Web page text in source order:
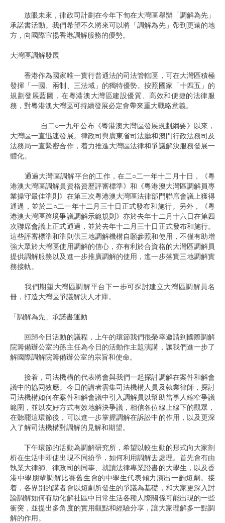
放眼未來，律政司計劃在今年下旬在大灣區舉辦「調解為先」
承諾書活動。我們希望不久將來可以將「調解為先」帶到更遠的地
方，向國際宣揚香港調解服務的優勢。
大灣區調解發展
香港作為國家唯一實行普通法的司法管轄區，可在大灣區積極
發揮「一國、兩制、三法域」的獨特優勢。按照國家「十四五」的
規劃發展藍圖，在粵港澳大灣區建設優質、高效和便捷的法律服
務，對粵港澳大灣區可持續發展必定會帶來重大戰略意義。
自二○一九年公布《粵港澳大灣區發展規劃綱要》以來，
大灣區一直迅速發展。律政司與廣東省司法廳和澳門行政法務司及
法務局一直緊密合作，着力推進大灣區法律和爭議解決服務發展一
體化。
通過大灣區調解平台的工作，在二○二一年十二月十日，《粵
港澳大灣區調解員資格資歷評審標準》和《粵港澳大灣區調解員專
業操守最佳準則》在第三次粵港澳大灣區法律部門聯席會議上獲得
通過，並於二○二一年十二月三十日正式發布和施行。另外，《粵
港澳大灣區跨境爭議調解示範規則》亦於去年十二月十六日在第四
次聯席會議上正式通過，並於去年十二月三十日正式發布和施行。
這些評審標準和準則供三地調解機構自願參照和使用，不僅有助增
強大眾於大灣區使用調解的信心，亦有利於合資格的大灣區調解員
提供調解服務以及進一步推廣調解的使用，進一步落實三地調解實
務接軌。
我們期望大灣區調解平台下一步可探討建立大灣區調解員名
冊，打造大灣區爭議解決人才庫。
「調解為先」承諾書運動
回歸今日活動的議程，上午的環節我們很榮幸邀請到國際調解
院籌備辦公室的孫主任為今日的活動作主題演講，讓我們進一步了
解國際調解院籌備辦公室的宗旨和使命。
接着，司法機構的代表將會與我們一起探討調解在案件和解會
議中的協同效應。今日的講者雲集司法機構人員及執業律師，探討
司法機構如何在案件和解會議中引入調解員以幫助當事人縮窄爭議
範圍，並以友好方式有效地解決爭議，相信各位線上線下的觀眾，
在聽罷這環節後，可以進一步掌握調解在訴訟中的作用，以及更深
入了解司法機構對調解的見解和期望。
下午環節的活動為調解研究所，希望以較生動的形式向大家剖
析在生活中即使出現不同紛爭，如何利用調解去處理。首先會有由
執業大律師、律政司的同事、就讀法律專業證書的大學生，以及香
港中學朋輩調解比賽舊生會的中學生代表傾力演出一齣短劇。接
着，各界別的講者會以短劇所發生的爭議為基礎，和大家更深入討
論調解如何有助化解社區中日常生活各種人際關係可能出現的一些
衝突，並提出多角度的實用觀點和經驗分享，讓大家理解多一點調
解的作用。